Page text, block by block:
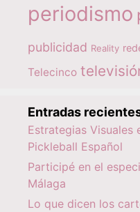
periodismo
publicidad Reality
Telecinco
Entradas
Estrategias Visuales
Pickleball Español
Participé en el
Málaga
Lo que dicen los